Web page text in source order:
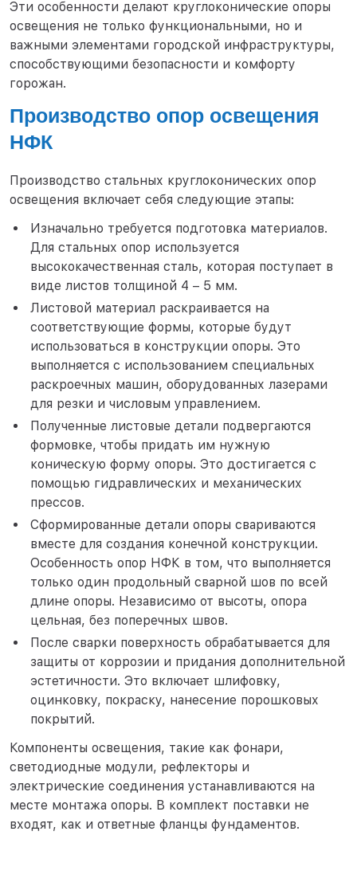
Эти особенности делают круглоконические опоры
освещения не только функциональными, но и
важными элементами городской инфраструктуры,
способствующими безопасности и комфорту
горожан.
Производство опор освещения
НФК
Производство стальных круглоконических опор
освещения включает себя следующие этапы:
Изначально требуется подготовка материалов.
Для стальных опор используется
высококачественная сталь, которая поступает в
виде листов толщиной 4 – 5 мм.
Листовой материал раскраивается на
соответствующие формы, которые будут
использоваться в конструкции опоры. Это
выполняется с использованием специальных
раскроечных машин, оборудованных лазерами
для резки и числовым управлением.
Полученные листовые детали подвергаются
формовке, чтобы придать им нужную
коническую форму опоры. Это достигается с
помощью гидравлических и механических
прессов.
Сформированные детали опоры свариваются
вместе для создания конечной конструкции.
Особенность опор НФК в том, что выполняется
только один продольный сварной шов по всей
длине опоры. Независимо от высоты, опора
цельная, без поперечных швов.
После сварки поверхность обрабатывается для
защиты от коррозии и придания дополнительной
эстетичности. Это включает шлифовку,
оцинковку, покраску, нанесение порошковых
покрытий.
Компоненты освещения, такие как фонари,
светодиодные модули, рефлекторы и
электрические соединения устанавливаются на
месте монтажа опоры. В комплект поставки не
входят, как и ответные фланцы фундаментов.